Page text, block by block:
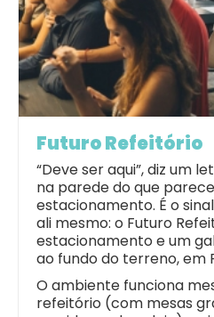
Futuro Refeitório
“Deve ser aqui”, diz um
na parede do que
estacionamento. É o
ali mesmo: o Futuro
estacionamento e um
ao fundo do terreno, em
O ambiente funciona
refeitório (com mesas